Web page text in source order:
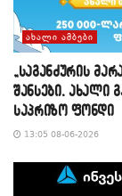
ᲐᲮᲐᲚᲘ ᲐᲛᲑᲔᲑᲘ
„საგანძურის
შანსები, ახალი
საპრიზო ფონდი
13:05 08-06-2026